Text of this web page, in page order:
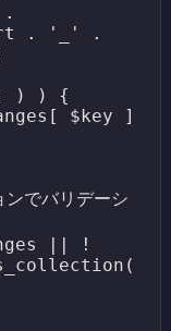
.
. '_' .
] ) ) {